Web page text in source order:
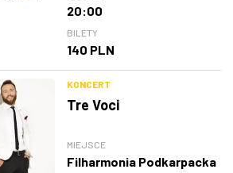
20:00
BILETY
140 PLN
KONCERT
Tre Voci
MIEJSCE
Filharmonia Podkarpacka